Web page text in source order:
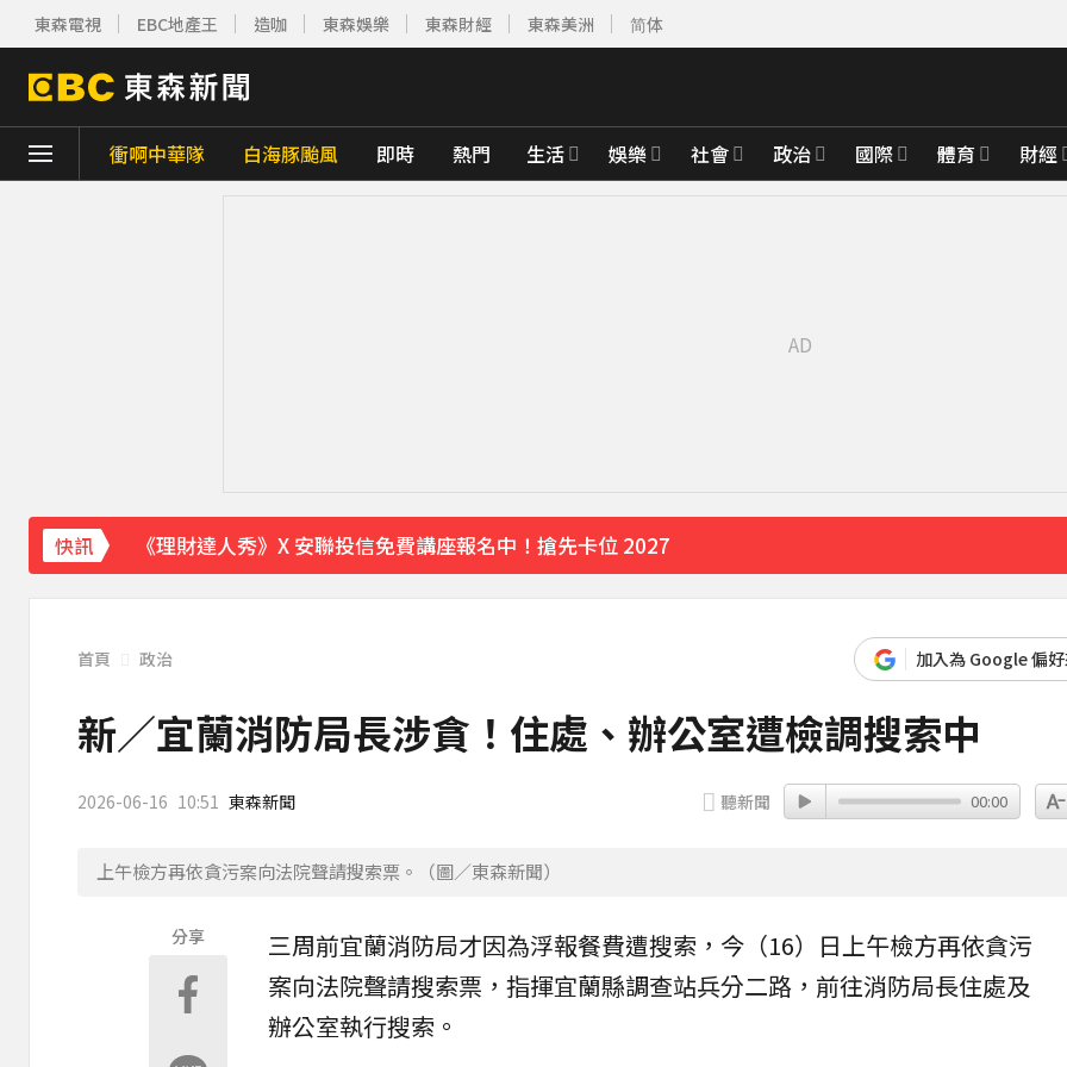
東森電視 EBC地產王 造咖 東森娛樂 東森財經 東森美洲 简体
衝啊中華隊 白海豚颱風 即時 熱門 生活 娛樂 社會 政治 國際 體育 財經
快訊
《理財達人秀》X 安聯投信免費講座報名中！搶先卡位 2027
首頁 政治 加入為 Google 偏
新／宜蘭消防局長涉貪！住處、辦公室遭檢調搜索中
2026-06-16 10:51 東森新聞 聽新聞 00:00
上午檢方再依貪污案向法院聲請搜索票。（圖／東森新聞）
分享 三周前宜蘭消防局才因為浮報餐費遭搜索 ，今（16）日上午檢方再依貪污
案向法院聲請搜索票 ，指揮宜蘭縣調查站兵分二路，前往消防局長住處及
辦公室執行搜索。